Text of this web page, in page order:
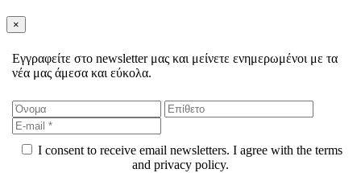
×
Εγγραφείτε στο newsletter μας και μείνετε ενημερωμένοι με τα
νέα μας άμεσα και εύκολα.
I consent to receive email newsletters. I agree with the terms
and privacy policy.